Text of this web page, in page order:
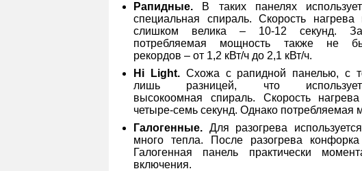
Рапидные.
В таких панелях
специальная спираль. Скорость нагрева
слишком велика – 10-12 секунд.
потребляемая мощность также не
рекордов – от 1,2 кВт/ч до 2,1 кВт/ч.
Hi Light.Схожа с рапидной панелью, с
лишь разницей, что
высокоомная спираль. Скорость
четыре-семь секунд. Однако
Галогенные. Для разогрева
много тепла. После разогрева
Галогенная панель практически
включения.